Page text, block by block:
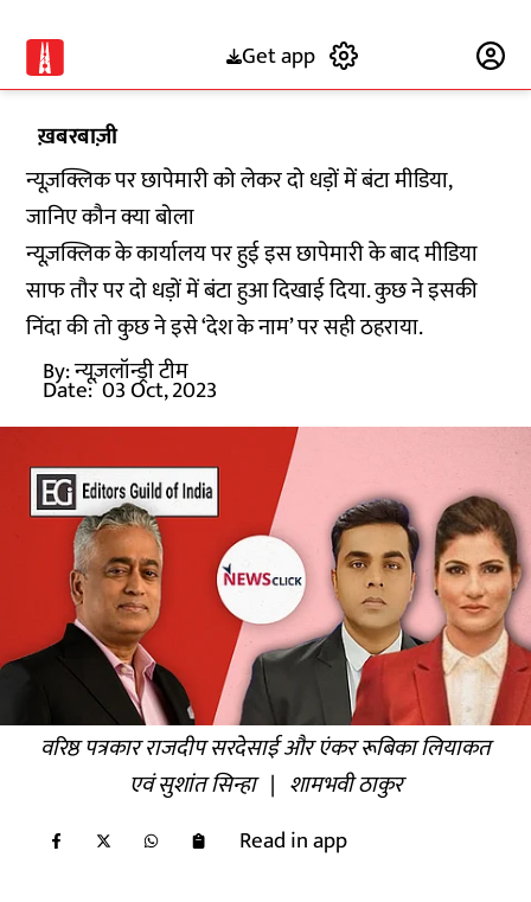
Get app
ख़बरबाज़ी
न्यूज़क्लिक पर छापेमारी को लेकर दो धड़ों में बंटा मीडिया,
जानिए कौन क्या बोला
न्यूज़क्लिक के कार्यालय पर हुई इस छापेमारी के बाद मीडिया
साफ तौर पर दो धड़ों में बंटा हुआ दिखाई दिया. कुछ ने इसकी
निंदा की तो कुछ ने इसे ‘देश के नाम’ पर सही ठहराया.
By:न्यूज़लॉन्ड्री टीम
Date: 03 Oct, 2023
वरिष्ठ पत्रकार राजदीप सरदेसाई और एंकर रूबिका लियाकत
एवं सुशांत सिन्हा | शामभवी ठाकुर
Read in app